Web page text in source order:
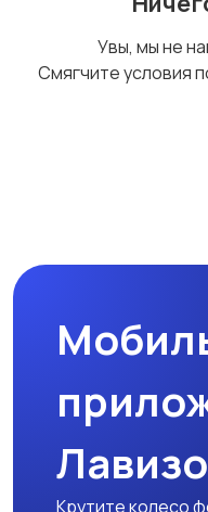
Другое
Увы, мы не
Смягчите условия
Крутите колесо